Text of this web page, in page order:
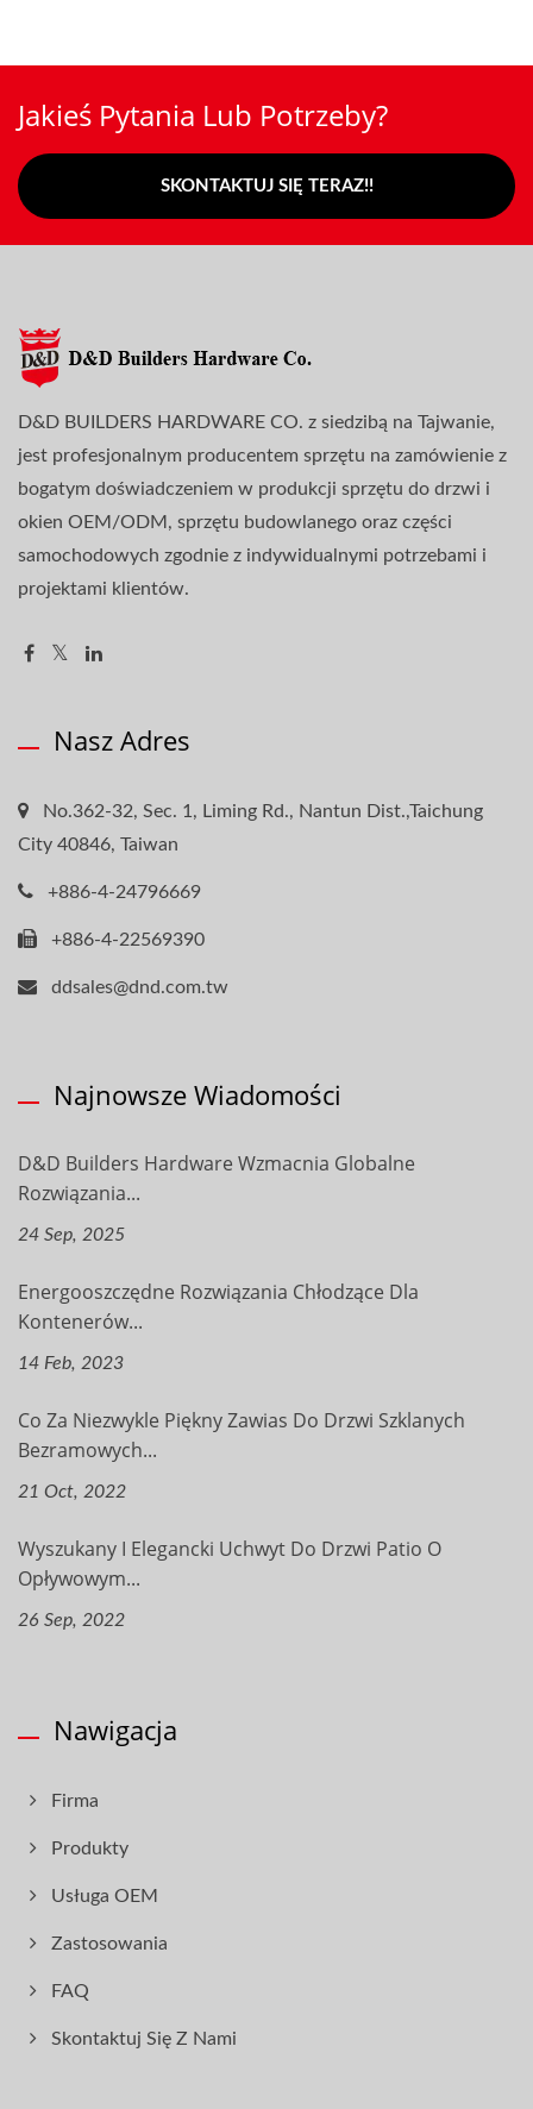
Jakieś Pytania Lub Potrzeby?
SKONTAKTUJ SIĘ TERAZ!!
D&D BUILDERS HARDWARE CO. z siedzibą na Tajwanie,
jest profesjonalnym producentem sprzętu na zamówienie z
bogatym doświadczeniem w produkcji sprzętu do drzwi i
okien OEM/ODM, sprzętu budowlanego oraz części
samochodowych zgodnie z indywidualnymi potrzebami i
projektami klientów.
Nasz Adres
No.362-32, Sec. 1, Liming Rd., Nantun Dist.,Taichung
City 40846, Taiwan
+886-4-24796669
+886-4-22569390
ddsales@dnd.com.tw
Najnowsze Wiadomości
D&D Builders Hardware Wzmacnia Globalne
Rozwiązania...
24 Sep, 2025
Energooszczędne Rozwiązania Chłodzące Dla
Kontenerów...
14 Feb, 2023
Co Za Niezwykle Piękny Zawias Do Drzwi Szklanych
Bezramowych...
21 Oct, 2022
Wyszukany I Elegancki Uchwyt Do Drzwi Patio O
Opływowym...
26 Sep, 2022
Nawigacja
Firma
Produkty
Usługa OEM
Zastosowania
FAQ
Skontaktuj Się Z Nami